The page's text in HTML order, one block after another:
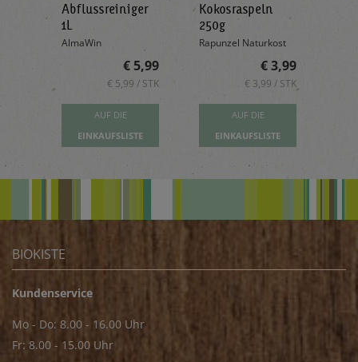
Abflussreiniger
1L
AlmaWin
€ 5,99
€ 5,99 / STK
AUF DIE
EINKAUFSLISTE
Kokosraspeln
250g
Rapunzel Naturkost
€ 3,99
€ 3,99 / STK
AUF DIE
EINKAUFSLISTE
BIOKISTE
Kundenservice
Mo - Do: 8.00 - 16.00 Uhr
Fr: 8.00 - 15.00 Uhr